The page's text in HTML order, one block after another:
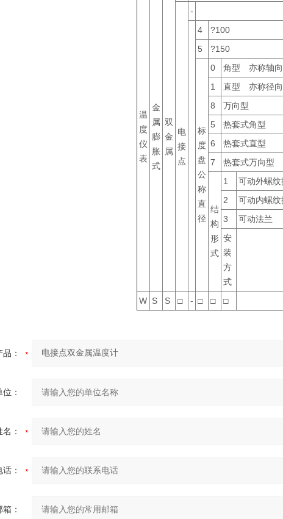
温
度
仪
表
金
属
膨
胀
式
双
金
属
电
接
点
-
4
?100
5
?150
标
度
盘
公
称
直
径
0
角型 亦称轴
1
直型 亦称径
8
万向型
5
热套式角型
6
热套式直型
7
热套式万向型
结
构
形
式
1
可动外螺纹
2
可动内螺纹
3
可动法兰
安
装
方
式
W S S □ - □ □ □
品：
：
：
：
：